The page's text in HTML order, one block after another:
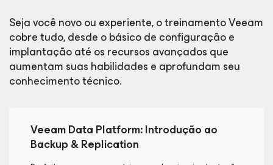
Seja você novo ou experiente, o treinamento Veeam
cobre tudo, desde o básico de configuração e
implantação até os recursos avançados que
aumentam suas habilidades e aprofundam seu
conhecimento técnico.
Veeam Data Platform: Introdução ao
Backup & Replication